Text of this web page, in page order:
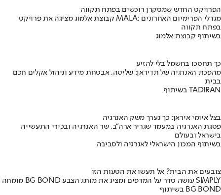
הפרויקט החדש שמסקרן רוכשים בפתח תקווה
קבוצת אלמוג מציגה את פרויקט MALA: מגדלי הפרימיום האחרונים
בפתח תקווה
בשיתוף קבוצת אלמוג
כך תחסכו בחשמל בלי להזיע
מהפכת האנרגיה של תדיראן: שליטה, אבטחת מידע וניהול אקלים חכם
בבית
בשיתוף TADIRAN
בצל איומי איראן: כך נערך משק האנרגיה
פסגת האנרגיה במעמד שגריר ארה"ב, שר האנרגיה ובכירי התעשייה
בישראל ובעולם
בשיתוף המכון הישראלי לאנרגיה ולסביבה
צובעים את הבית? אל תעשו את הטעות הזו
מומחה BG BOND עושה סדר על המדפים ומציג את מותג הצבע SIMPLY
בשיתוף BG BOND